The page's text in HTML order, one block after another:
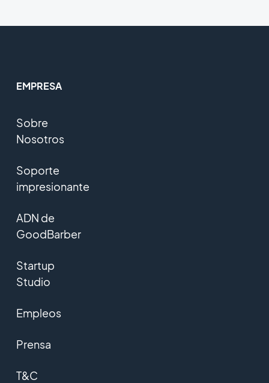
EMPRESA
Sobre
Nosotros
Soporte
impresionante
ADN de
GoodBarber
Startup
Studio
Empleos
Prensa
T&C